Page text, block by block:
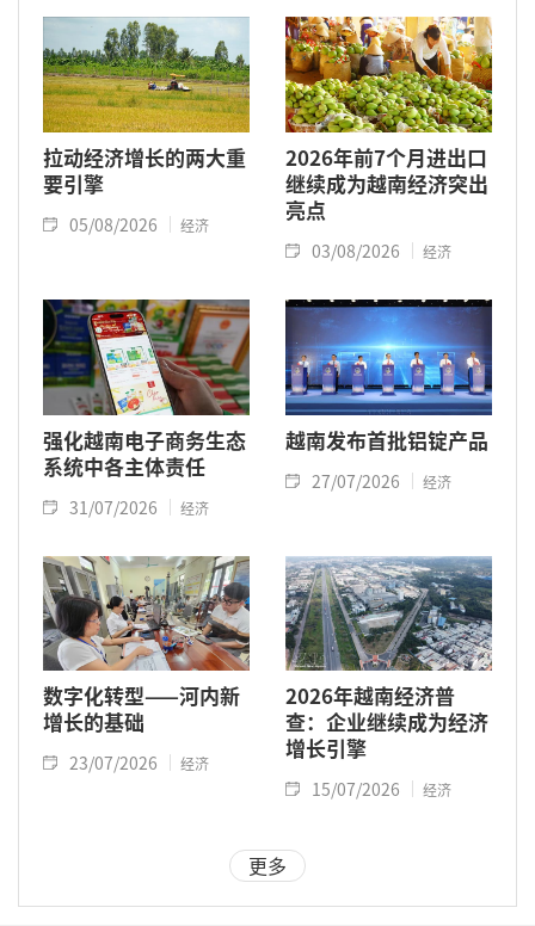
拉动经济增长的两大重
要引擎
05/08/2026 经济
2026年前7个月进出口
继续成为越南经济突出
亮点
03/08/2026 经济
强化越南电子商务生态
系统中各主体责任
31/07/2026 经济
越南发布首批铝锭产品
27/07/2026 经济
数字化转型——河内新
增长的基础
23/07/2026 经济
2026年越南经济普
查：企业继续成为经济
增长引擎
15/07/2026 经济
更多